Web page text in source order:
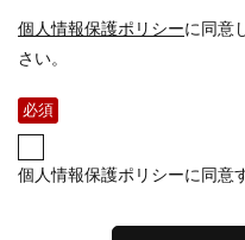
個人情報保護ポリシーに同意
さい。
必須
個人情報保護ポリシーに同意